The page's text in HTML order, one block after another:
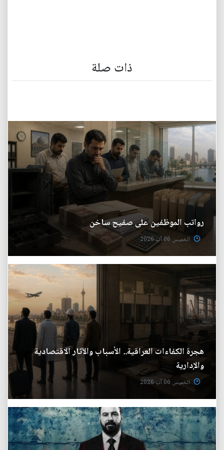
ذات صلة
رواتب الموظفين على صفيح ساخن
الخميس 06 آب 2026
هجرة الكفاءات العراقية.. الأسباب والآثار الاقتصادية
والإدارية
الخميس 06 آب 2026